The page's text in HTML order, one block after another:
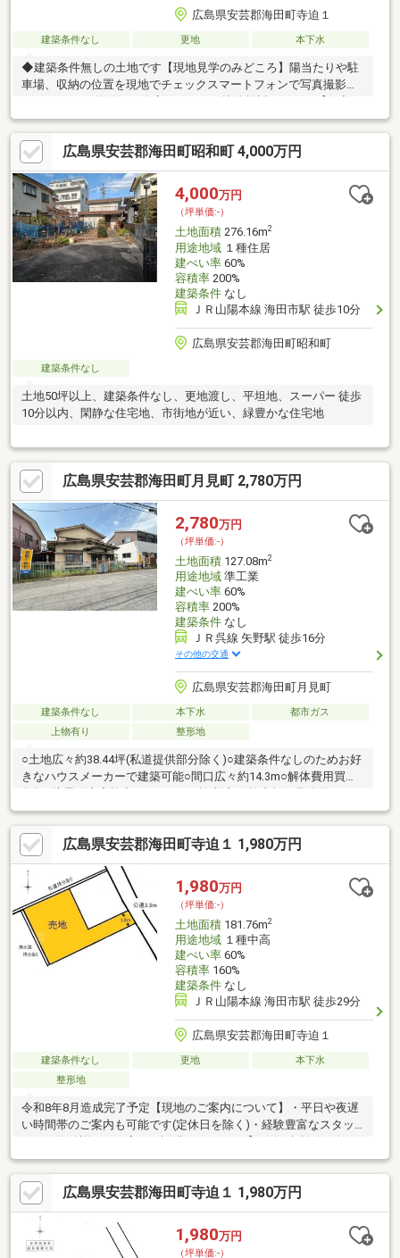
広島県安芸郡海田町寺迫１
建築条件なし 更地 本下水
◆建築条件無しの土地です【現地見学のみどころ】陽当たりや駐
車場、収納の位置を現地でチェックスマートフォンで写真撮影も
OKたくさんの物件をご自宅でゆっくり比較検討できます【住宅ロ
ーンのご相談に自信あり】条件さえクリアで、クレジット借入や
マイカーローンを低金利住宅ローンに一本化！住まい＆車『おま
とめローン』で支払額を抑えます【資料請求だけでもOK】広告未
掲載の物件も多数ご紹介できます 地元密着だからエリア新着情
報に強いです何から手をつけたらいいか悩んでいる方お気軽にお
問い合わせください一度に複数の物件案内ツアーもご予約くださ
い効率よくご案内します
広島県安芸郡海田町昭和町 4,000万円
4,000万円
（坪単価:-）
土地面積276.16m2
用途地域１種住居
建ぺい率60%
容積率200%
建築条件なし
ＪＲ山陽本線 海田市駅 徒歩10分
広島県安芸郡海田町昭和町
建築条件なし
土地50坪以上、建築条件なし、更地渡し、平坦地、スーパー 徒歩
10分以内、閑静な住宅地、市街地が近い、緑豊かな住宅地
広島県安芸郡海田町月見町 2,780万円
2,780万円
（坪単価:-）
土地面積127.08m2
用途地域準工業
建ぺい率60%
容積率200%
建築条件なし
ＪＲ呉線 矢野駅 徒歩16分
その他の交通
広島県安芸郡海田町月見町
建築条件なし 本下水
都市ガス
上物有り
整形地
○土地広々約38.44坪(私道提供部分除く)○建築条件なしのためお好
きなハウスメーカーで建築可能○間口広々約14.3m○解体費用買主
ー海田店まで約60m○ファミリーマート海田南本町店まで約
130m○ココカラファイン矢野東店まで約260m○海田町立海田南小
学校まで約860m○海田町立海田中学校まで約995m○その他周辺環
境充実の立地
広島県安芸郡海田町寺迫１ 1,980万円
1,980万円
（坪単価:-）
土地面積181.76m2
用途地域１種中高
建ぺい率60%
容積率160%
建築条件なし
ＪＲ山陽本線 海田市駅 徒歩29分
広島県安芸郡海田町寺迫１
建築条件なし 更地
本下水
整形地
令和8年8月造成完了予定【現地のご案内について】・平日や夜遅
い時間帯のご案内も可能です(定休日を除く)・経験豊富なスタッ
料）】住宅ローン・資金のご相談をしたいという方も大歓迎◎・
他社様で住宅ローンが難しいと言われた方・転職したてで審査に
不安がある方・お借入れがある方（お車/カード/キャッシング/リ
ボ）等・お支払いが不安な方・頭金のご準備に不安のある方お気
軽にご連絡、ご相談くださいませ！
広島県安芸郡海田町寺迫１ 1,980万円
1,980万円
（坪単価:-）